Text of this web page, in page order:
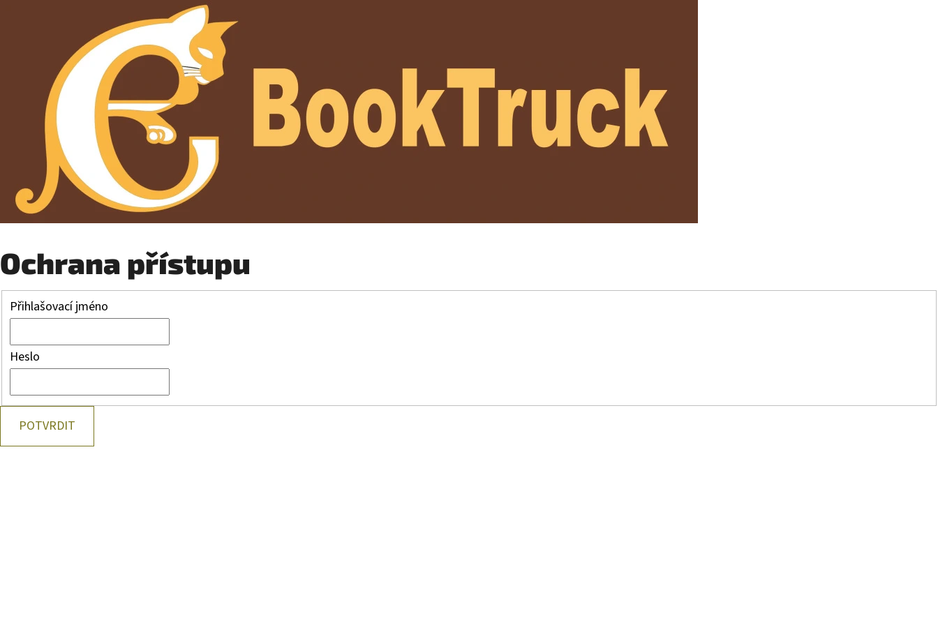
Ochrana přístupu
Přihlašovací jméno
Heslo
POTVRDIT